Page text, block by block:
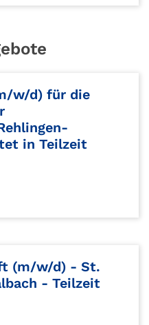
w/d) für die
in Teilzeit
(m/w/d) - St.
- Teilzeit